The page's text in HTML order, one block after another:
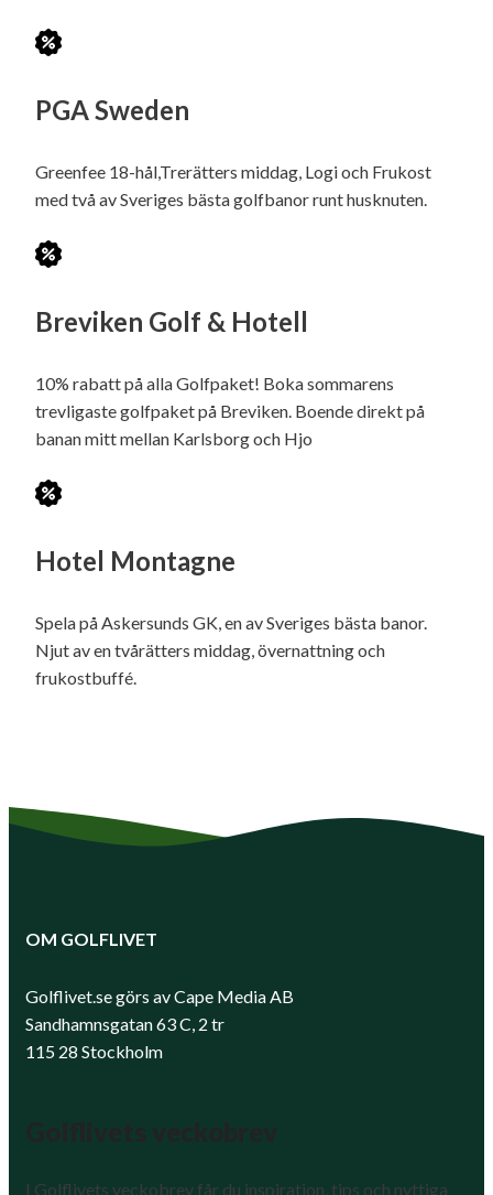
PGA Sweden
Greenfee 18-hål,Trerätters middag, Logi och Frukost
med två av Sveriges bästa golfbanor runt husknuten.
Breviken Golf & Hotell
10% rabatt på alla Golfpaket! Boka sommarens
trevligaste golfpaket på Breviken. Boende direkt på
banan mitt mellan Karlsborg och Hjo
Hotel Montagne
Spela på Askersunds GK, en av Sveriges bästa banor.
Njut av en tvårätters middag, övernattning och
frukostbuffé.
OM GOLFLIVET
Golflivet.se görs av Cape Media AB
Sandhamnsgatan 63 C, 2 tr
115 28 Stockholm
I Golflivets veckobrev får du inspiration, tips och nyttiga